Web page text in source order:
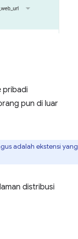
pribadi
pun di luar
adalah ekstensi yang
distribusi